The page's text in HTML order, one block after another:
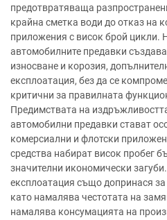
предотвратяваща
крайна сметка води до отказ на
приложения с висок брой цикли.
автомобилните предавки
износване и корозия,
експлоатация, без да се
критични за правилната
Предимствата на
автомобилни предавки стават
комерсиални и флотски
средства набират висок пробег
значителни икономически
експлоатация също допринася за
като намалява честотата на
намалява консумацията на